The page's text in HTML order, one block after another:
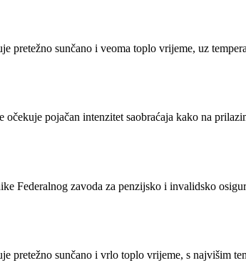
pretežno sunčano i veoma toplo vrijeme, uz
očekuje pojačan intenzitet saobraćaja kako na
Federalnog zavoda za penzijsko i invalidsko
pretežno sunčano i vrlo toplo vrijeme, s najvišim